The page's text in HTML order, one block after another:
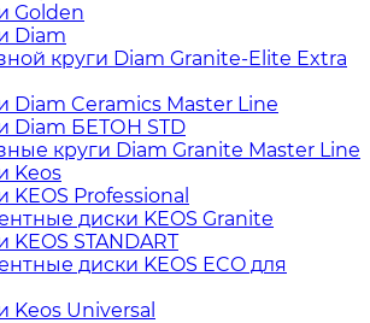
Golden
Diam
круги Diam Granite-Elite Extra
Diam Ceramics Master Line
Diam БЕТОН STD
круги Diam Granite Master Line
Keos
Professional
диски KEOS Granite
STANDART
диски KEOS ECO для
Universal